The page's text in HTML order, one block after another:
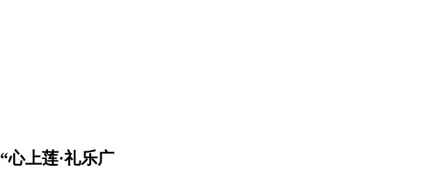
心上莲·礼乐广